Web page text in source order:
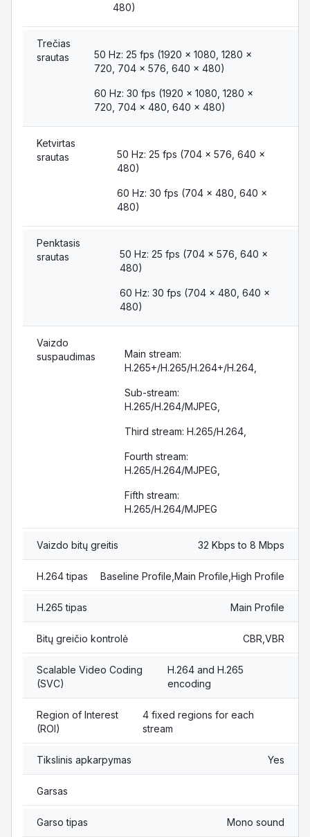
480)
Trečias
srautas
50 Hz: 25 fps (1920 × 1080, 1280 ×
720, 704 × 576, 640 × 480)
60 Hz: 30 fps (1920 × 1080, 1280 ×
720, 704 × 480, 640 × 480)
Ketvirtas
srautas
50 Hz: 25 fps (704 × 576, 640 ×
480)
60 Hz: 30 fps (704 × 480, 640 ×
480)
Penktasis
srautas
50 Hz: 25 fps (704 × 576, 640 ×
480)
60 Hz: 30 fps (704 × 480, 640 ×
480)
Vaizdo
suspaudimas
Main stream:
H.265+/H.265/H.264+/H.264,
Sub-stream:
H.265/H.264/MJPEG,
Third stream: H.265/H.264,
Fourth stream:
H.265/H.264/MJPEG,
Fifth stream:
H.265/H.264/MJPEG
Vaizdo bitų greitis 32 Kbps to 8 Mbps
H.264 tipas Baseline Profile,Main Profile,High Profile
H.265 tipas Main Profile
Bitų greičio kontrolė CBR,VBR
Scalable Video Coding
(SVC)
H.264 and H.265
encoding
Region of Interest
(ROI)
4 fixed regions for each
stream
Tikslinis apkarpymas Yes
Garsas
Garso tipas Mono sound